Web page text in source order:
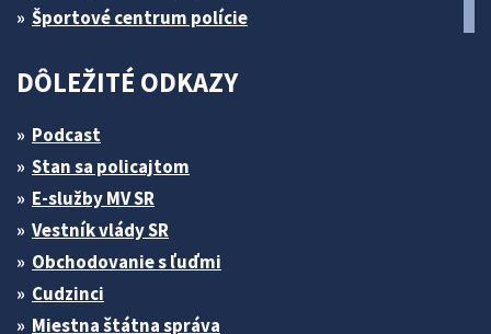
Športové centrum polície
DÔLEŽITÉ ODKAZY
Podcast
Stan sa policajtom
E-služby MV SR
Vestník vlády SR
Obchodovanie s ľuďmi
Cudzinci
Miestna štátna správa